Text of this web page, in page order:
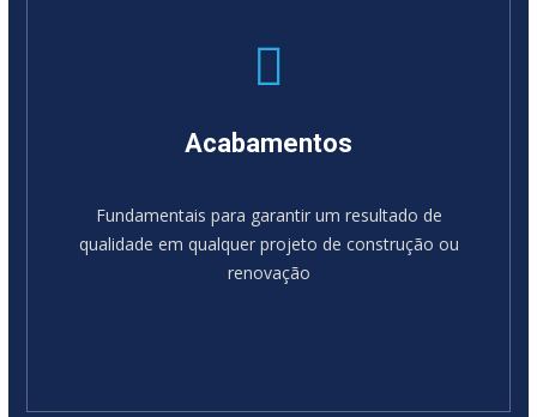
Acabamentos
Fundamentais para garantir um resultado de
qualidade em qualquer projeto de construção ou
renovação